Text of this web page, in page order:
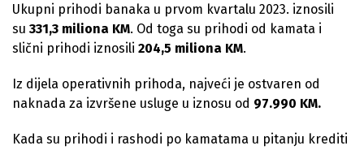
Ukupni prihodi banaka u prvom kvartalu 2023. iznosili
su 331,3 miliona KM. Od toga su prihodi od kamata i
slični prihodi iznosili 204,5 miliona KM.
Iz dijela operativnih prihoda, najveći je ostvaren od
naknada za izvršene usluge u iznosu od 97.990 KM.
Kada su prihodi i rashodi po kamatama u pitanju krediti